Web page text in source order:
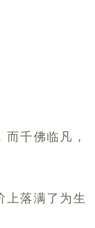
千佛临凡，
上落满了为生